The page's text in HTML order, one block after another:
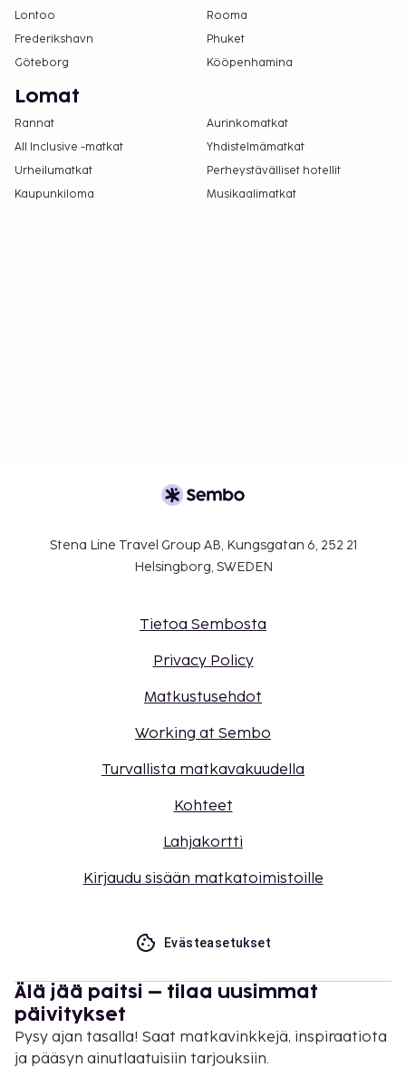
Lontoo
Rooma
Frederikshavn
Phuket
Göteborg
Kööpenhamina
Lomat
Rannat
Aurinkomatkat
All Inclusive -matkat
Yhdistelmämatkat
Urheilumatkat
Perheystävälliset hotellit
Kaupunkiloma
Musikaalimatkat
Stena Line Travel Group AB, Kungsgatan 6, 252 21
Helsingborg, SWEDEN
Tietoa Sembosta
Privacy Policy
Matkustusehdot
Working at Sembo
Turvallista matkavakuudella
Kohteet
Lahjakortti
Kirjaudu sisään matkatoimistoille
Evästeasetukset
Älä jää paitsi – tilaa uusimmat
päivitykset
Pysy ajan tasalla! Saat matkavinkkejä, inspiraatiota
ja pääsyn ainutlaatuisiin tarjouksiin.